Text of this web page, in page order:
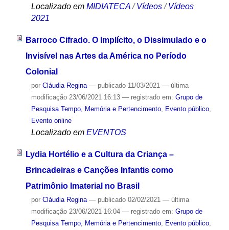
Localizado em MIDIATECA / Vídeos / Vídeos
2021
Barroco Cifrado. O Implícito, o Dissimulado e o
Invisível nas Artes da América no Período
Colonial
por Cláudia Regina — publicado11/03/2021 — última
modificação23/06/2021 16:13 — registrado em: Grupo de
Pesquisa Tempo, Memória e Pertencimento, Evento público,
Evento online
Localizado em EVENTOS
Lydia Hortélio e a Cultura da Criança –
Brincadeiras e Canções Infantis como
Patrimônio Imaterial no Brasil
por Cláudia Regina — publicado02/02/2021 — última
modificação23/06/2021 16:04 — registrado em: Grupo de
Pesquisa Tempo, Memória e Pertencimento, Evento público,